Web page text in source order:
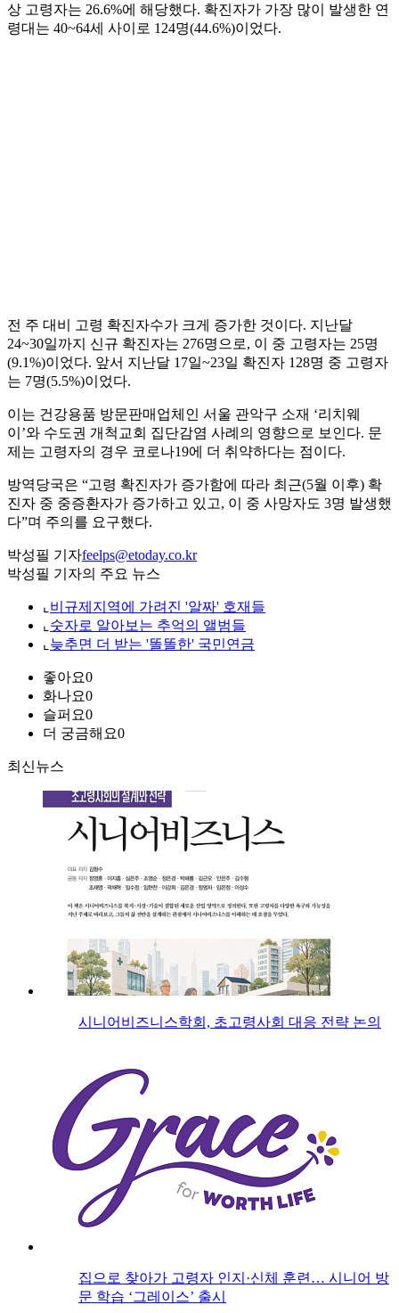
상 고령자는 26.6%에 해당했다. 확진자가 가장 많이 발생한 연
령대는 40~64세 사이로 124명(44.6%)이었다.
전 주 대비 고령 확진자수가 크게 증가한 것이다. 지난달
24~30일까지 신규 확진자는 276명으로, 이 중 고령자는 25명
(9.1%)이었다. 앞서 지난달 17일~23일 확진자 128명 중 고령자
는 7명(5.5%)이었다.
이는 건강용품 방문판매업체인 서울 관악구 소재 ‘리치웨
이’와 수도권 개척교회 집단감염 사례의 영향으로 보인다. 문
제는 고령자의 경우 코로나19에 더 취약하다는 점이다.
방역당국은 “고령 확진자가 증가함에 따라 최근(5월 이후) 확
진자 중 중증환자가 증가하고 있고, 이 중 사망자도 3명 발생했
다”며 주의를 요구했다.
박성필 기자feelps@etoday.co.kr
박성필 기자의 주요 뉴스
⌞ 비규제지역에 가려진 '알짜' 호재들
⌞ 숫자로 알아보는 추억의 앨범들
⌞ 늦추면 더 받는 '똘똘한' 국민연금
좋아요0
화나요0
슬퍼요0
더 궁금해요0
최신뉴스
시니어비즈니스학회, 초고령사회 대응 전략 논의
집으로 찾아가 고령자 인지·신체 훈련… 시니어 방
문 학습 ‘그레이스’ 출시